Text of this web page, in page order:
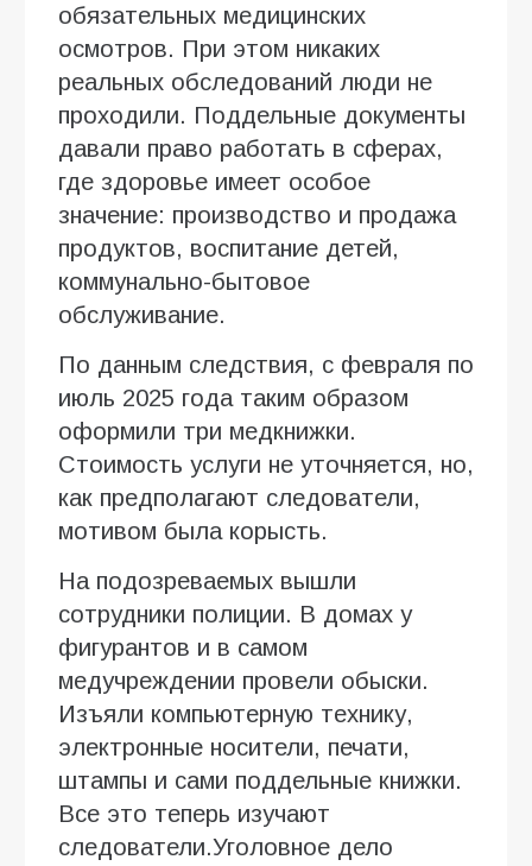
обязательных медицинских
осмотров. При этом никаких
реальных обследований люди не
проходили. Поддельные документы
давали право работать в сферах,
где здоровье имеет особое
значение: производство и продажа
продуктов, воспитание детей,
коммунально-бытовое
обслуживание.
По данным следствия, с февраля по
июль 2025 года таким образом
оформили три медкнижки.
Стоимость услуги не уточняется, но,
как предполагают следователи,
мотивом была корысть.
На подозреваемых вышли
сотрудники полиции. В домах у
фигурантов и в самом
медучреждении провели обыски.
Изъяли компьютерную технику,
электронные носители, печати,
штампы и сами поддельные книжки.
Все это теперь изучают
следователи.Уголовное дело